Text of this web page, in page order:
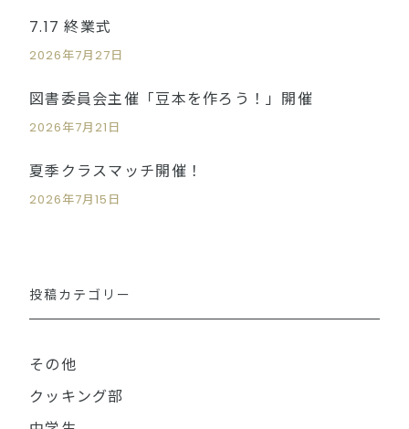
7.17 終業式
2026年7月27日
図書委員会主催「豆本を作ろう！」開催
2026年7月21日
夏季クラスマッチ開催！
2026年7月15日
投稿カテゴリー
その他
クッキング部